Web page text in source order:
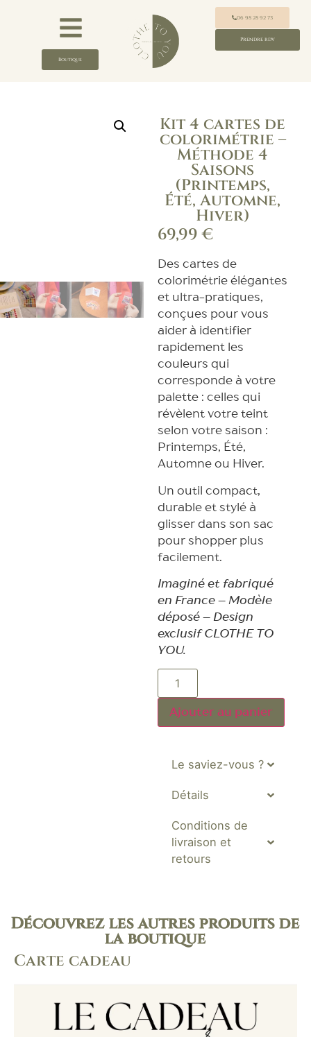
Boutique
06 98 28 92 73
Prendre rdv
Kit 4 cartes de
colorimétrie –
Méthode 4
Saisons
(Printemps,
Été, Automne,
Hiver)
69,99€
Des cartes de
colorimétrie élégantes
et ultra-pratiques,
conçues pour vous
aider à identifier
rapidement les
couleurs qui
corresponde à votre
palette : celles qui
révèlent votre teint
selon votre saison :
Printemps, Été,
Automne ou Hiver.
Un outil compact,
durable et stylé à
glisser dans son sac
pour shopper plus
facilement.
Imaginé et fabriqué
en France – Modèle
déposé – Design
exclusif CLOTHE TO
YOU.
Ajouter au panier
Le saviez-vous ?
Détails
Conditions de
livraison et
retours
Découvrez les autres produits de
la boutique
Carte cadeau